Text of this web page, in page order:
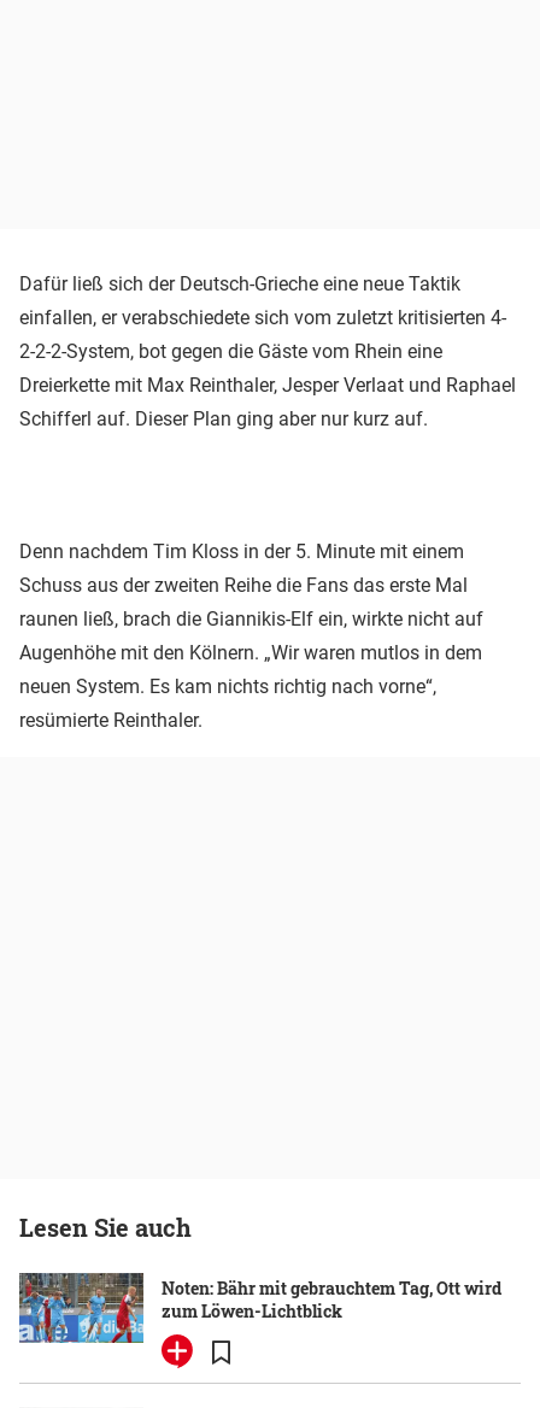
Dafür ließ sich der Deutsch-Grieche eine neue Taktik
einfallen, er verabschiedete sich vom zuletzt kritisierten 4-
2-2-2-System, bot gegen die Gäste vom Rhein eine
Dreierkette mit Max Reinthaler, Jesper Verlaat und Raphael
Schifferl auf. Dieser Plan ging aber nur kurz auf.
Denn nachdem Tim Kloss in der 5. Minute mit einem
Schuss aus der zweiten Reihe die Fans das erste Mal
raunen ließ, brach die Giannikis-Elf ein, wirkte nicht auf
Augenhöhe mit den Kölnern. „Wir waren mutlos in dem
neuen System. Es kam nichts richtig nach vorne“,
resümierte Reinthaler.
Lesen Sie auch
Noten: Bähr mit gebrauchtem Tag, Ott wird
zum Löwen-Lichtblick